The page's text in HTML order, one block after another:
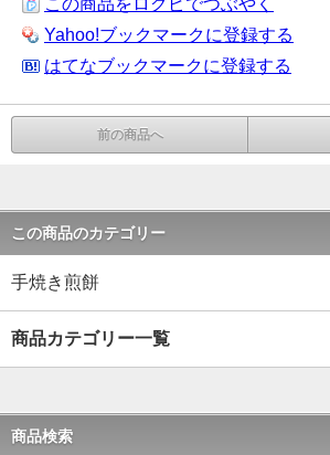
この商品をログピでつぶやく
Yahoo!ブックマークに登録する
はてなブックマークに登録する
前の商品へ
この商品のカテゴリー
手焼き煎餅
商品カテゴリー一覧
商品検索